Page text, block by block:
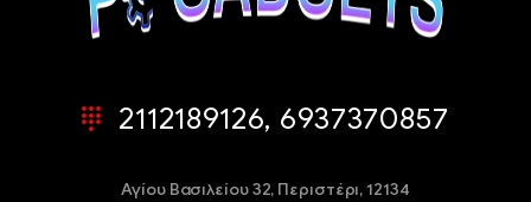
2112189126, 6937370857
Αγίου Βασιλείου 32, Περιστέρι, 12134